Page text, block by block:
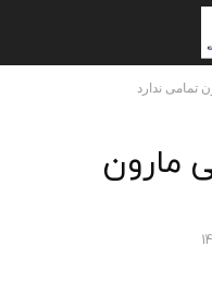
تمامی ندارد
مارون